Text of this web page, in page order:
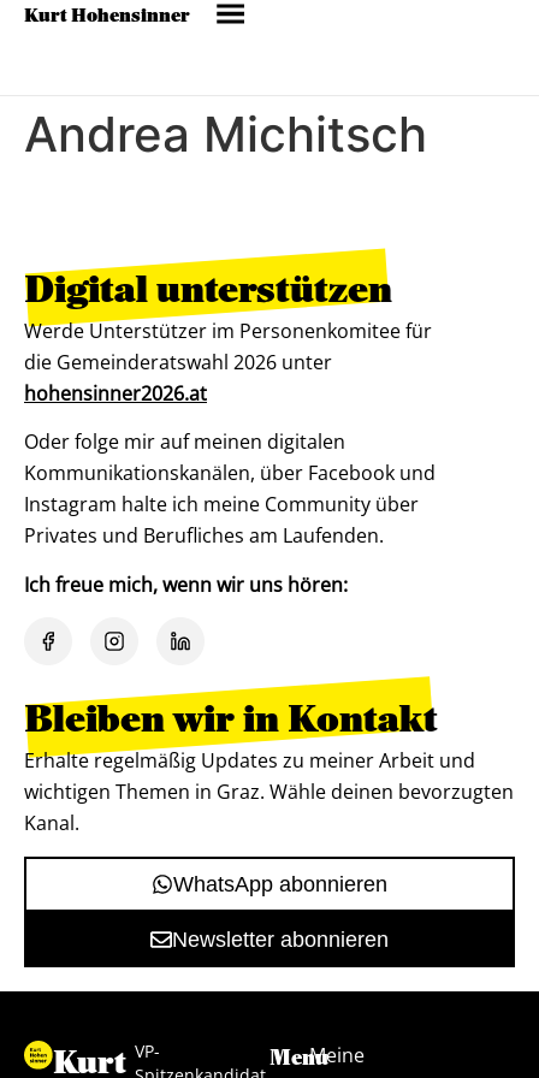
Kurt Hohensinner
Andrea Michitsch
Digital unterstützen
Werde Unterstützer im Personenkomitee für
die Gemeinderatswahl 2026 unter
hohensinner2026.at
Oder folge mir auf meinen digitalen
Kommunikationskanälen, über Facebook und
Instagram halte ich meine Community über
Privates und Berufliches am Laufenden.
Ich freue mich, wenn wir uns hören:
Bleiben wir in Kontakt
Erhalte regelmäßig Updates zu meiner Arbeit und
wichtigen Themen in Graz. Wähle deinen bevorzugten
Kanal.
WhatsApp abonnieren
Newsletter abonnieren
Kurt VP-
MenuMeine